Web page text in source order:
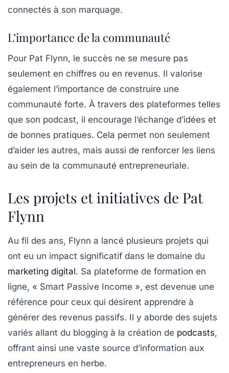
connectés à son marquage.
L’importance de la communauté
Pour Pat Flynn, le succès ne se mesure pas
seulement en chiffres ou en revenus. Il valorise
également l’importance de construire une
communauté forte. À travers des plateformes telles
que son podcast, il encourage l’échange d’idées et
de bonnes pratiques. Cela permet non seulement
d’aider les autres, mais aussi de renforcer les liens
au sein de la communauté entrepreneuriale.
Les projets et initiatives de Pat
Flynn
Au fil des ans, Flynn a lancé plusieurs projets qui
ont eu un impact significatif dans le domaine du
marketing digital. Sa plateforme de formation en
ligne, « Smart Passive Income », est devenue une
référence pour ceux qui désirent apprendre à
générer des revenus passifs. Il y aborde des sujets
variés allant du blogging à la création de podcasts,
offrant ainsi une vaste source d’information aux
entrepreneurs en herbe.